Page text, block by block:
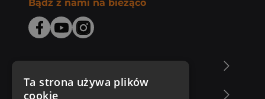
Bądź z nami na bieżąco
Zakupy u nas
Ta strona używa plików
cookie